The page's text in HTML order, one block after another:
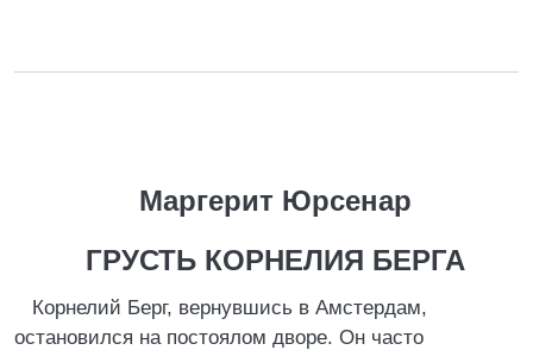
Маргерит Юрсенар
ГРУСТЬ КОРНЕЛИЯ БЕРГА
Корнелий Берг, вернувшись в Амстердам,
остановился на постоялом дворе. Он часто